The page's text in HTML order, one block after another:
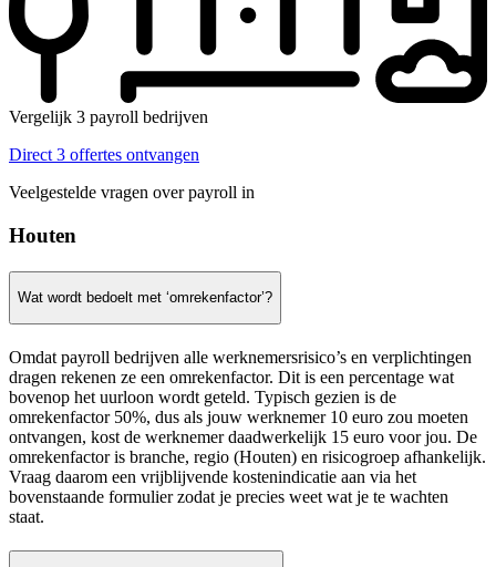
Vergelijk 3 payroll bedrijven
Direct 3 offertes ontvangen
Veelgestelde vragen over payroll in
Houten
Wat wordt bedoelt met ‘omrekenfactor’?
Omdat payroll bedrijven alle werknemersrisico’s en verplichtingen
dragen rekenen ze een omrekenfactor. Dit is een percentage wat
bovenop het uurloon wordt geteld. Typisch gezien is de
omrekenfactor 50%, dus als jouw werknemer 10 euro zou moeten
ontvangen, kost de werknemer daadwerkelijk 15 euro voor jou. De
omrekenfactor is branche, regio (Houten) en risicogroep afhankelijk.
Vraag daarom een vrijblijvende kostenindicatie aan via het
bovenstaande formulier zodat je precies weet wat je te wachten
staat.